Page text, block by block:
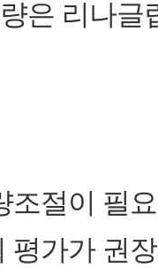
은 리나
조절이 필
평가가 권